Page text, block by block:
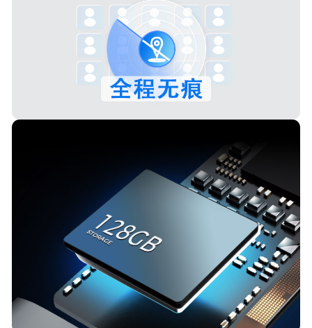
传感器虚拟化
感器数据，有效防范硬件指纹追踪，强力抵御窃听行为。